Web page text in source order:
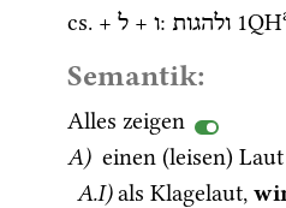
cs. + ל + ו: ולהגות 1QH
Semantik:
Alles zeigen
A) einen (leisen)
A.I)als Klagelaut,